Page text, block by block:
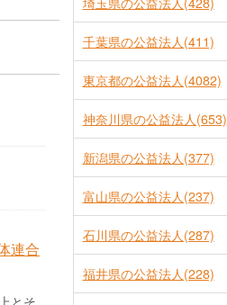
連合
とそ
千葉県の公益法人(411)
東京都の公益法人(4082)
神奈川県の公益法人(653)
新潟県の公益法人(377)
富山県の公益法人(237)
石川県の公益法人(287)
福井県の公益法人(228)